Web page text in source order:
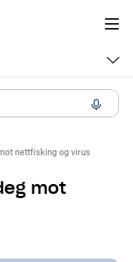
nettfisking og virus
mot